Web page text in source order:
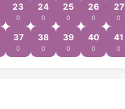
23
0
24
0
25
0
26
0
27
0
37
0
38
0
39
0
40
0
41
0